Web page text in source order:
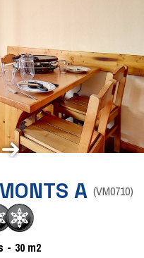
A (VM0710)
30 m2